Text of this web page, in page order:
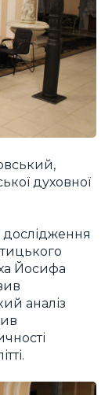
духовної
дослідження
Йосифа
аналіз